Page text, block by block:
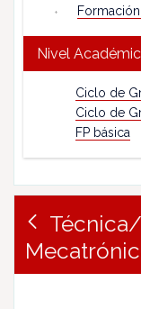
Nivel
Ciclo de
Ciclo de
FP básica